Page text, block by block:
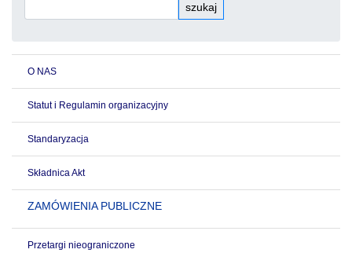
szukaj
O NAS
Statut i Regulamin organizacyjny
Standaryzacja
Składnica Akt
ZAMÓWIENIA PUBLICZNE
Przetargi nieograniczone